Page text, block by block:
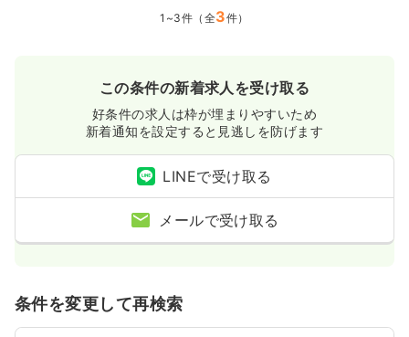
1~3件（全3件）
この条件の新着求人を受け取る
好条件の求人は枠が埋まりやすいため
新着通知を設定すると見逃しを防げます
LINEで受け取る
メールで受け取る
条件を変更して再検索